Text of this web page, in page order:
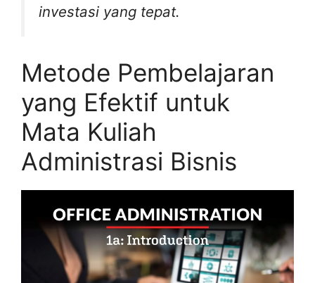
investasi yang tepat.
Metode Pembelajaran
yang Efektif untuk
Mata Kuliah
Administrasi Bisnis